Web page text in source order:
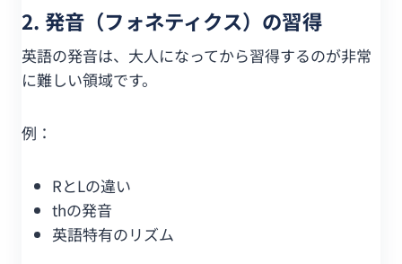
2. 発音（フォネティクス）の習得
英語の発音は、大人になってから習得するのが非常
に難しい領域です。
例：
RとLの違い
thの発音
英語特有のリズム